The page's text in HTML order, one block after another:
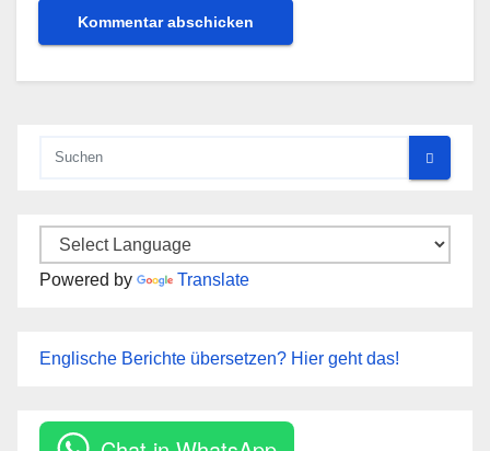
Powered by Translate
Englische Berichte übersetzen? Hier geht das!